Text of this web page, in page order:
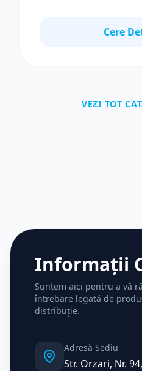
Îmbunătățirea
osteoartrită la nivelul
Cere
VEZI TOT
Informații
Suntem aici pentru a vă
întrebare legată de
distribuție.
Adresă Sediu
Str. Orzari, Nr.